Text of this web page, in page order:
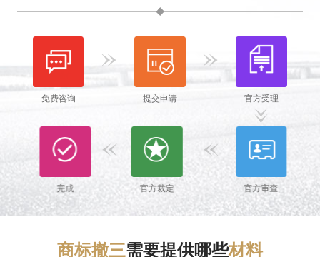
免费咨询 提交申请 官方受理
官方审查
官方裁定
完成
商标撤三需要提供哪些材料